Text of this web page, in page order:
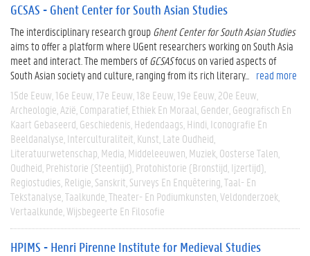
GCSAS - Ghent Center for South Asian Studies
The interdisciplinary research groupGhent Center for South Asian Studies
aims to offer a platform where UGent researchers working on South Asia
meet and interact. The members ofGCSASfocus on varied aspects of
South Asian society and culture, ranging from its rich literary...
read more
15de Eeuw 16e Eeuw 17e Eeuw 18e Eeuw 19e Eeuw 20e Eeuw
Archeologie Azië Comparatief Ethiek En Moraal Gender Geografisch En
Kaart Gebaseerd Geschiedenis Hedendaags Hindi Iconografie En
Beeldanalyse Interculturaliteit Kunst Late Oudheid
Literatuurwetenschap Media Middeleeuwen Muziek Oosterse Talen
Oudheid Prehistorie (steentijd) Protohistorie (bronstijd, Ijzertijd)
Regiostudies Religie Sanskrit Surveys En Enquêtering Taal- En
Tekstanalyse Taalkunde Theater- En Podiumkunsten Veldonderzoek
Vertaalkunde Wijsbegeerte En Filosofie
HPIMS - Henri Pirenne Institute for Medieval Studies